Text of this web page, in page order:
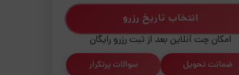
انتخاب تاریخ رزرو
امکان چت آنلاین بعد از ثبت رزرو رایگان
ضمانت تحویل سوالات پرتکرار